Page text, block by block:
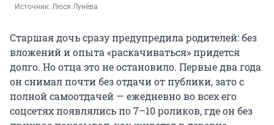
Источник: Люся Лунёва
Старшая дочь сразу предупредила родителей: без
вложений и опыта «раскачиваться» придется
долго. Но отца это не остановило. Первые два года
он снимал почти без отдачи от публики, зато с
полной самоотдачей — ежедневно во всех его
соцсетях появлялись по 7–10 роликов, где он без